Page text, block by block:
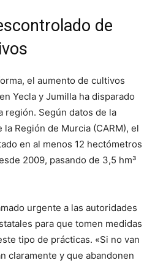
de
el aumento de cultivos
Yecla y Jumilla ha disparado
región. Según datos de la
Región de Murcia (CARM), el
en al menos 12 hectómetros
2009, pasando de 3,5 hm³
urgente a las autoridades
para que tomen medidas
tipo de prácticas. «Si no van
claramente y que abandonen